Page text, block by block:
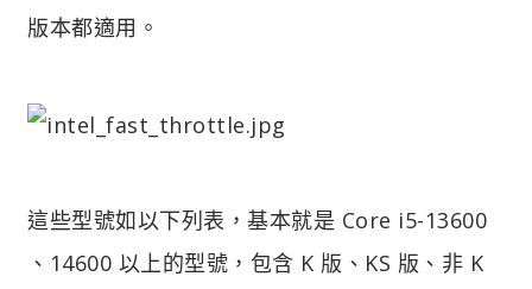
版本都適用。
這些型號如以下列表，基本就是 Core i5-13600
、14600 以上的型號，包含 K 版、KS 版、非 K